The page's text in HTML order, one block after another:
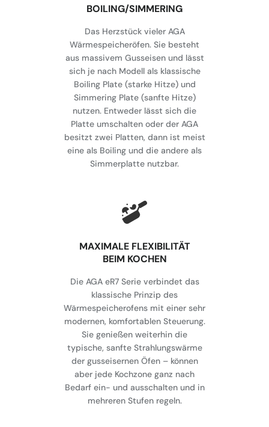
BOILING/SIMMERING
Das Herzstück vieler AGA
Wärmespeicheröfen. Sie besteht
aus massivem Gusseisen und lässt
sich je nach Modell als klassische
Boiling Plate (starke Hitze) und
Simmering Plate (sanfte Hitze)
nutzen. Entweder lässt sich die
Platte umschalten oder der AGA
besitzt zwei Platten, dann ist meist
eine als Boiling und die andere als
Simmerplatte nutzbar.
MAXIMALE FLEXIBILITÄT
BEIM KOCHEN
Die AGA eR7 Serie verbindet das
klassische Prinzip des
Wärmespeicherofens mit einer sehr
modernen, komfortablen Steuerung.
Sie genießen weiterhin die
typische, sanfte Strahlungswärme
der gusseisernen Öfen – können
aber jede Kochzone ganz nach
Bedarf ein- und ausschalten und in
mehreren Stufen regeln.